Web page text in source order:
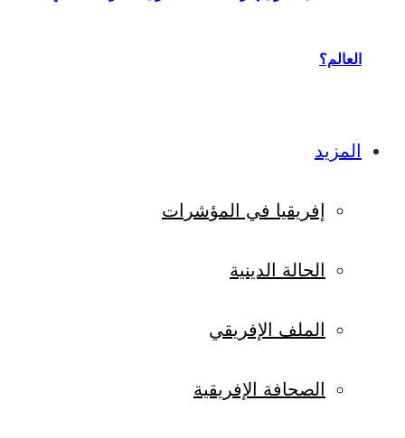
العالم؟
المزيد
إفريقيا في المؤشرات
الحالة الدينية
الملف الإفريقي
الصحافة الإفريقية